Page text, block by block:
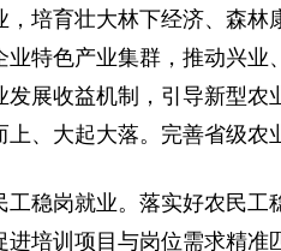
，培育壮大林下经济、森
业特色产业集群，推动兴
发展收益机制，引导新型
、大起大落。完善省级农
工稳岗就业。落实好农民
培训项目与岗位需求精准